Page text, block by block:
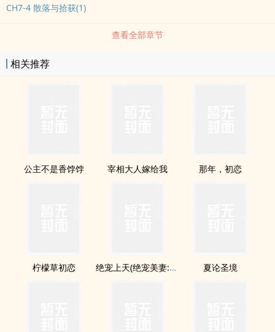
CH7-4 散落与拾获(1)
查看全部章节
相关推荐
公主不是香饽饽 宰相大人嫁给我 那年，初恋
柠檬草初恋 绝宠上天(绝宠美妻:公子一笑太迷人) 夏论圣境